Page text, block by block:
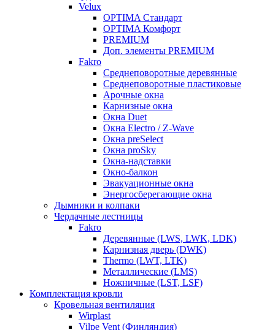
Velux
OPTIMA Стандарт
OPTIMA Комфорт
PREMIUM
Доп. элементы PREMIUM
Fakro
Cреднеповоротные деревянные
Cреднеповоротные пластиковые
Арочные окна
Карнизные окна
Окна Duet
Окна Electro / Z-Wave
Окна preSelect
Окна proSky
Окна-надставки
Окно-балкон
Эвакуационные окна
Энергосберегающие окна
Дымники и колпаки
Чердачные лестницы
Fakro
Деревянные (LWS, LWK, LDK)
Карнизная дверь (DWK)
Thermo (LWT, LTK)
Металлические (LMS)
Ножничные (LST, LSF)
Комплектация кровли
Кровельная вентиляция
Wirplast
Vilpe Vent (Финляндия)